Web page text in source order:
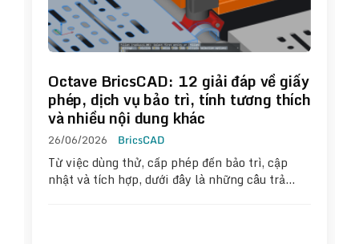
Octave BricsCAD: 12 giải đáp về giấy
phép, dịch vụ bảo trì, tính tương thích
và nhiều nội dung khác
26/06/2026 BricsCAD
Từ việc dùng thử, cấp phép đến bảo trì, cập
nhật và tích hợp, dưới đây là những câu trả…